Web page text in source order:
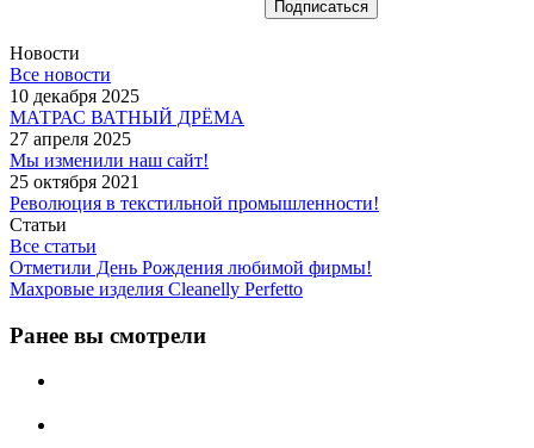
Новости
Все новости
10 декабря 2025
МАТРАС ВАТНЫЙ ДРЁМА
27 апреля 2025
Мы изменили наш сайт!
25 октября 2021
Революция в текстильной промышленности!
Статьи
Все статьи
Отметили День Рождения любимой фирмы!
Махровые изделия Cleanelly Perfetto
Ранее вы смотрели